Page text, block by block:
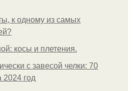
к одному из самых
косы и плетения.
с завесой челки: 70
2024 год